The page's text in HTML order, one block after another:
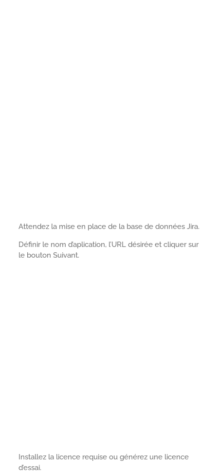
Attendez la mise en place de la base de données Jira.
Définir le nom d’aplication, l’URL désirée et cliquer sur
le bouton Suivant.
Installez la licence requise ou générez une licence
d’essai.